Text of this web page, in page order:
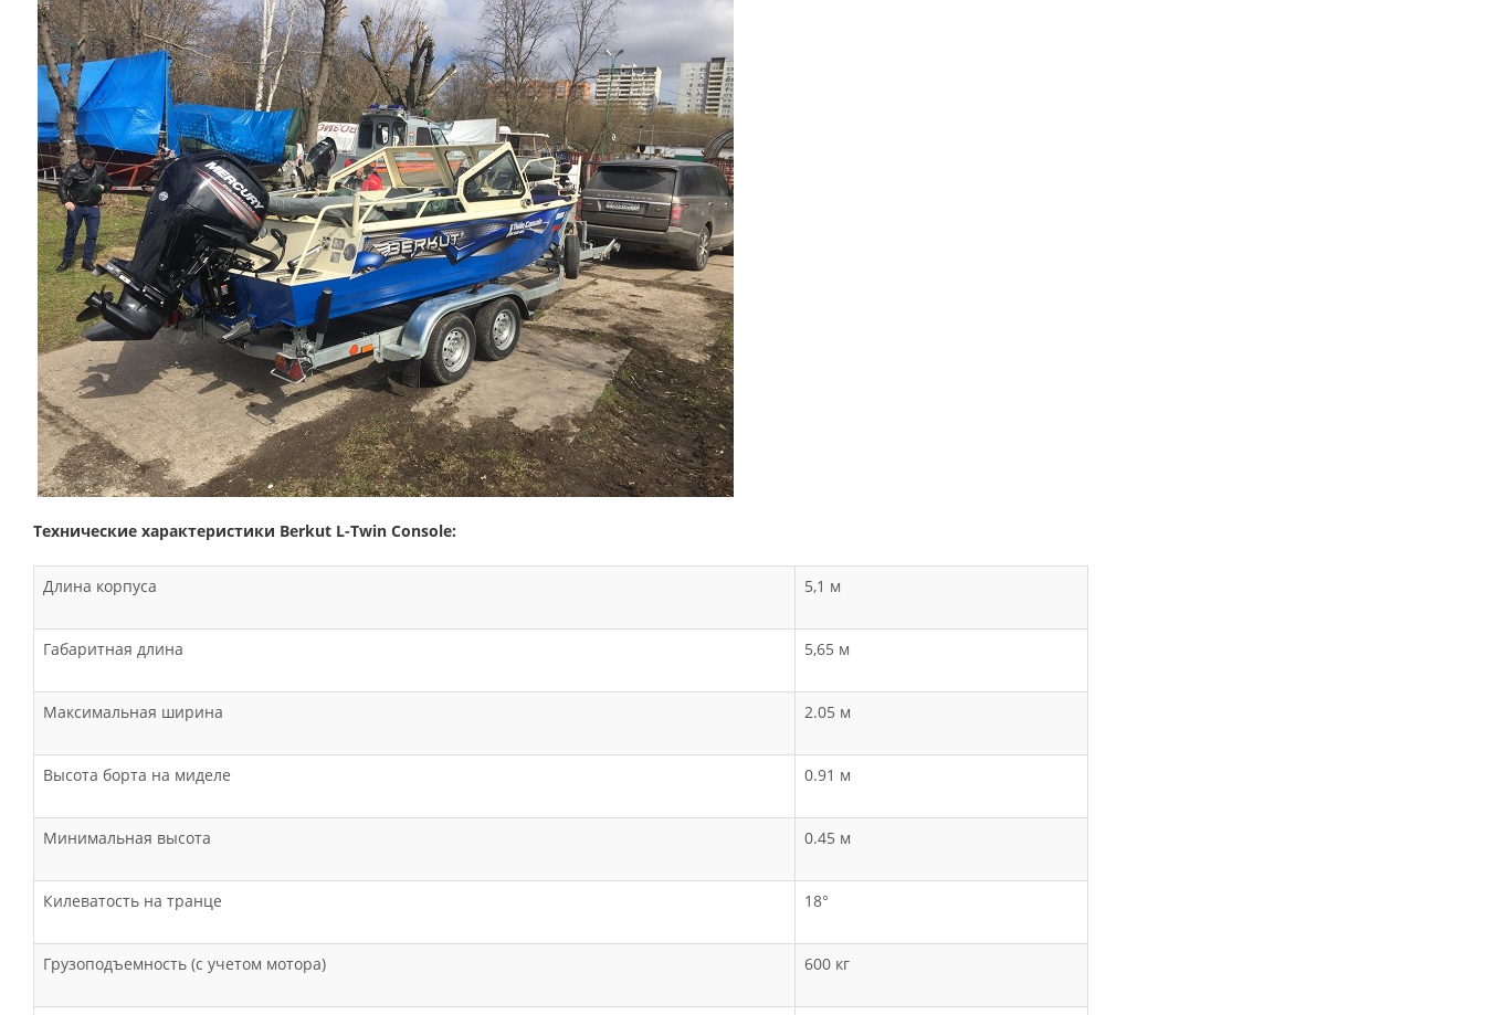
Технические характеристики Berkut L-Twin Console:
Длина корпуса 5,1 м
Габаритная длина 5,65 м
Максимальная ширина 2.05 м
Высота борта на миделе 0.91 м
Минимальная высота 0.45 м
Килеватость на транце 18°
Грузоподъемность (с учетом мотора) 600 кг